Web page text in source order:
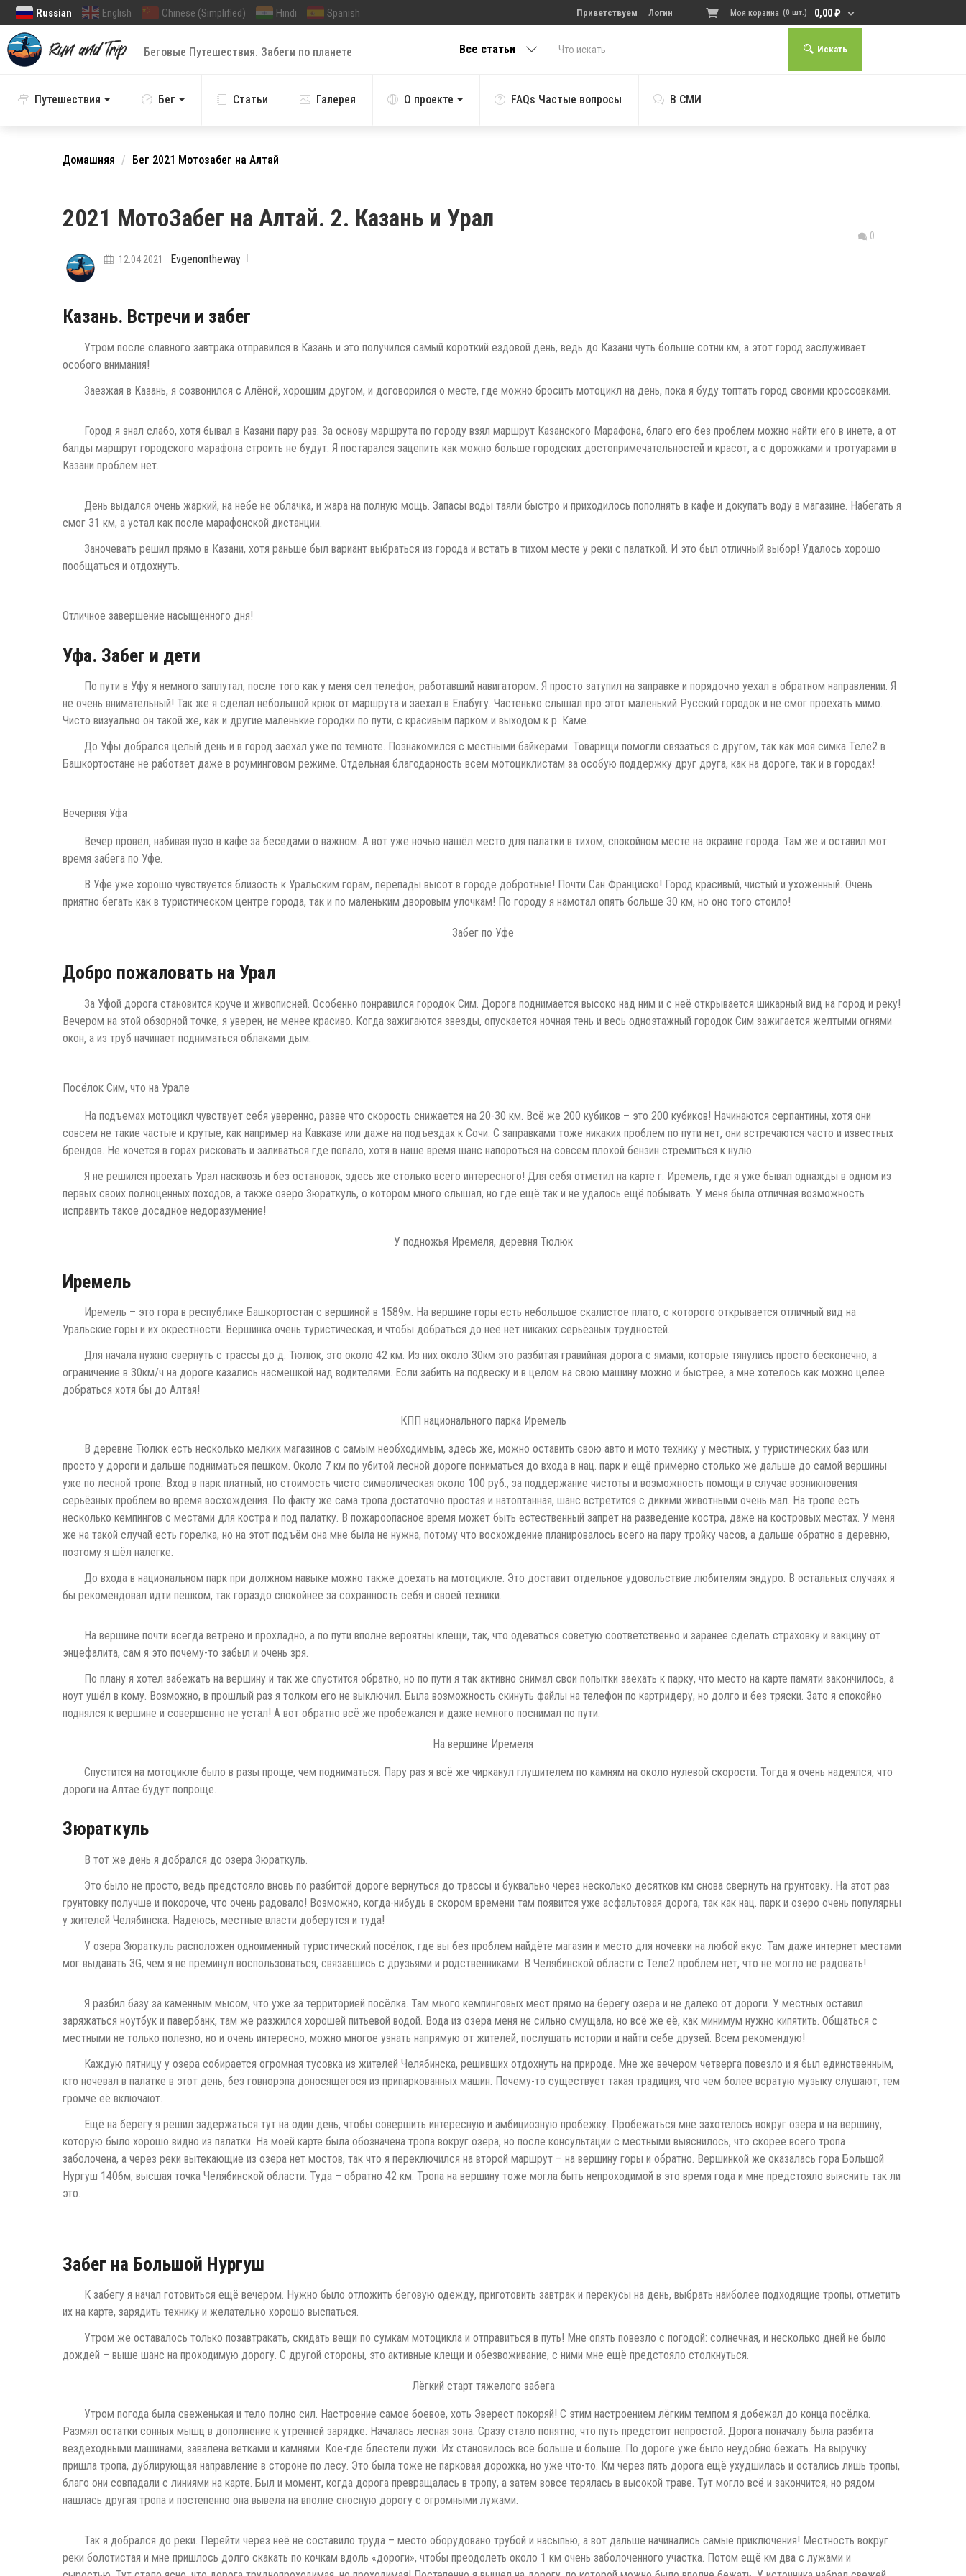
Russian English Chinese (Simplified) Hindi Spanish Приветствуем Логин Моя корзина (0 шт.) 0,00₽
Беговые Путешествия. Забеги по планете Все статьи Искать
Путешествия Бег Статьи Галерея О проекте FAQs Частые вопросы В СМИ
Домашняя Бег 2021 Мотозабег на Алтай
0
2021 МотоЗабег на Алтай. 2. Казань и Урал
Evgenontheway
12.04.2021
Казань. Встречи и забег
Утром после славного завтрака отправился в Казань и это получился самый короткий ездовой день, ведь до Казани чуть больше сотни км, а этот город заслуживает
особого внимания!
Заезжая в Казань, я созвонился с Алёной, хорошим другом, и договорился о месте, где можно бросить мотоцикл на день, пока я буду топтать город своими кроссовками.
Город я знал слабо, хотя бывал в Казани пару раз. За основу маршрута по городу взял маршрут Казанского Марафона, благо его без проблем можно найти его в инете, а от
балды маршрут городского марафона строить не будут. Я постарался зацепить как можно больше городских достопримечательностей и красот, а с дорожками и тротуарами в
Казани проблем нет.
День выдался очень жаркий, на небе не облачка, и жара на полную мощь. Запасы воды таяли быстро и приходилось пополнять в кафе и докупать воду в магазине. Набегать я
смог 31 км, а устал как после марафонской дистанции.
Заночевать решил прямо в Казани, хотя раньше был вариант выбраться из города и встать в тихом месте у реки с палаткой. И это был отличный выбор! Удалось хорошо
пообщаться и отдохнуть.
Отличное завершение насыщенного дня!
Уфа. Забег и дети
По пути в Уфу я немного заплутал, после того как у меня сел телефон, работавший навигатором. Я просто затупил на заправке и порядочно уехал в обратном направлении. Я
не очень внимательный! Так же я сделал небольшой крюк от маршрута и заехал в Елабугу. Частенько слышал про этот маленький Русский городок и не смог проехать мимо.
Чисто визуально он такой же, как и другие маленькие городки по пути, с красивым парком и выходом к р. Каме.
До Уфы добрался целый день и в город заехал уже по темноте. Познакомился с местными байкерами. Товарищи помогли связаться с другом, так как моя симка Теле2 в
Башкортостане не работает даже в роуминговом режиме. Отдельная благодарность всем мотоциклистам за особую поддержку друг друга, как на дороге, так и в городах!
Вечерняя Уфа
Вечер провёл, набивая пузо в кафе за беседами о важном. А вот уже ночью нашёл место для палатки в тихом, спокойном месте на окраине города. Там же и оставил мот
время забега по Уфе.
В Уфе уже хорошо чувствуется близость к Уральским горам, перепады высот в городе добротные! Почти Сан Франциско! Город красивый, чистый и ухоженный. Очень
приятно бегать как в туристическом центре города, так и по маленьким дворовым улочкам! По городу я намотал опять больше 30 км, но оно того стоило!
Забег по Уфе
Добро пожаловать на Урал
За Уфой дорога становится круче и живописней. Особенно понравился городок Сим. Дорога поднимается высоко над ним и с неё открывается шикарный вид на город и реку!
Вечером на этой обзорной точке, я уверен, не менее красиво. Когда зажигаются звезды, опускается ночная тень и весь одноэтажный городок Сим зажигается желтыми огнями
окон, а из труб начинает подниматься облаками дым.
Посёлок Сим, что на Урале
На подъемах мотоцикл чувствует себя уверенно, разве что скорость снижается на 20-30 км. Всё же 200 кубиков – это 200 кубиков! Начинаются серпантины, хотя они
совсем не такие частые и крутые, как например на Кавказе или даже на подъездах к Сочи. С заправками тоже никаких проблем по пути нет, они встречаются часто и известных
брендов. Не хочется в горах рисковать и заливаться где попало, хотя в наше время шанс напороться на совсем плохой бензин стремиться к нулю.
Я не решился проехать Урал насквозь и без остановок, здесь же столько всего интересного! Для себя отметил на карте г. Иремель, где я уже бывал однажды в одном из
первых своих полноценных походов, а также озеро Зюраткуль, о котором много слышал, но где ещё так и не удалось ещё побывать. У меня была отличная возможность
исправить такое досадное недоразумение!
У подножья Иремеля, деревня Тюлюк
Иремель
Иремель – это гора в республике Башкортостан с вершиной в 1589м. На вершине горы есть небольшое скалистое плато, с которого открывается отличный вид на
Уральские горы и их окрестности. Вершинка очень туристическая, и чтобы добраться до неё нет никаких серьёзных трудностей.
Для начала нужно свернуть с трассы до д. Тюлюк, это около 42 км. Из них около 30км это разбитая гравийная дорога с ямами, которые тянулись просто бесконечно, а
ограничение в 30км/ч на дороге казались насмешкой над водителями. Если забить на подвеску и в целом на свою машину можно и быстрее, а мне хотелось как можно целее
добраться хотя бы до Алтая!
КПП национального парка Иремель
В деревне Тюлюк есть несколько мелких магазинов с самым необходимым, здесь же, можно оставить свою авто и мото технику у местных, у туристических баз или
просто у дороги и дальше подниматься пешком. Около 7 км по убитой лесной дороге пониматься до входа в нац. парк и ещё примерно столько же дальше до самой вершины
уже по лесной тропе. Вход в парк платный, но стоимость чисто символическая около 100 руб., за поддержание чистоты и возможность помощи в случае возникновения
серьёзных проблем во время восхождения. По факту же сама тропа достаточно простая и натоптанная, шанс встретится с дикими животными очень мал. На тропе есть
несколько кемпингов с местами для костра и под палатку. В пожароопасное время может быть естественный запрет на разведение костра, даже на костровых местах. У меня
же на такой случай есть горелка, но на этот подъём она мне была не нужна, потому что восхождение планировалось всего на пару тройку часов, а дальше обратно в деревню,
поэтому я шёл налегке.
До входа в национальном парк при должном навыке можно также доехать на мотоцикле. Это доставит отдельное удовольствие любителям эндуро. В остальных случаях я
бы рекомендовал идти пешком, так гораздо спокойнее за сохранность себя и своей техники.
На вершине почти всегда ветрено и прохладно, а по пути вполне вероятны клещи, так, что одеваться советую соответственно и заранее сделать страховку и вакцину от
энцефалита, сам я это почему-то забыл и очень зря.
По плану я хотел забежать на вершину и так же спустится обратно, но по пути я так активно снимал свои попытки заехать к парку, что место на карте памяти закончилось, а
ноут ушёл в кому. Возможно, в прошлый раз я толком его не выключил. Была возможность скинуть файлы на телефон по картридеру, но долго и без тряски. Зато я спокойно
поднялся к вершине и совершенно не устал! А вот обратно всё же пробежался и даже немного поснимал по пути.
На вершине Иремеля
Спустится на мотоцикле было в разы проще, чем подниматься. Пару раз я всё же чирканул глушителем по камням на около нулевой скорости. Тогда я очень надеялся, что
дороги на Алтае будут попроще.
Зюраткуль
В тот же день я добрался до озера Зюраткуль.
Это было не просто, ведь предстояло вновь по разбитой дороге вернуться до трассы и буквально через несколько десятков км снова свернуть на грунтовку. На этот раз
грунтовку получше и покороче, что очень радовало! Возможно, когда-нибудь в скором времени там появится уже асфальтовая дорога, так как нац. парк и озеро очень популярны
у жителей Челябинска. Надеюсь, местные власти доберутся и туда!
У озера Зюраткуль расположен одноименный туристический посёлок, где вы без проблем найдёте магазин и место для ночевки на любой вкус. Там даже интернет местами
мог выдавать 3G, чем я не преминул воспользоваться, связавшись с друзьями и родственниками. В Челябинской области с Теле2 проблем нет, что не могло не радовать!
Я разбил базу за каменным мысом, что уже за территорией посёлка. Там много кемпинговых мест прямо на берегу озера и не далеко от дороги. У местных оставил
заряжаться ноутбук и павербанк, там же разжился хорошей питьевой водой. Вода из озера меня не сильно смущала, но всё же её, как минимум нужно кипятить. Общаться с
местными не только полезно, но и очень интересно, можно многое узнать напрямую от жителей, послушать истории и найти себе друзей. Всем рекомендую!
Каждую пятницу у озера собирается огромная тусовка из жителей Челябинска, решивших отдохнуть на природе. Мне же вечером четверга повезло и я был единственным,
кто ночевал в палатке в этот день, без говнорэпа доносящегося из припаркованных машин. Почему-то существует такая традиция, что чем более всратую музыку слушают, тем
громче её включают.
Ещё на берегу я решил задержаться тут на один день, чтобы совершить интересную и амбициозную пробежку. Пробежаться мне захотелось вокруг озера и на вершину,
которую было хорошо видно из палатки. На моей карте была обозначена тропа вокруг озера, но после консультации с местными выяснилось, что скорее всего тропа
заболочена, а через реки вытекающие из озера нет мостов, так что я переключился на второй маршрут – на вершину горы и обратно. Вершинкой же оказалась гора Большой
Нургуш 1406м, высшая точка Челябинской области. Туда – обратно 42 км. Тропа на вершину тоже могла быть непроходимой в это время года и мне предстояло выяснить так ли
это.
Забег на Большой Нургуш
К забегу я начал готовиться ещё вечером. Нужно было отложить беговую одежду, приготовить завтрак и перекусы на день, выбрать наиболее подходящие тропы, отметить
их на карте, зарядить технику и желательно хорошо выспаться.
Утром же оставалось только позавтракать, скидать вещи по сумкам мотоцикла и отправиться в путь! Мне опять повезло с погодой: солнечная, и несколько дней не было
дождей – выше шанс на проходимую дорогу. С другой стороны, это активные клещи и обезвоживание, с ними мне ещё предстояло столкнуться.
Лёгкий старт тяжелого забега
Утром погода была свеженькая и тело полно сил. Настроение самое боевое, хоть Эверест покоряй! С этим настроением лёгким темпом я добежал до конца посёлка.
Размял остатки сонных мышц в дополнение к утренней зарядке. Началась лесная зона. Сразу стало понятно, что путь предстоит непростой. Дорога поначалу была разбита
вездеходными машинами, завалена ветками и камнями. Кое-где блестели лужи. Их становилось всё больше и больше. По дороге уже было неудобно бежать. На выручку
пришла тропа, дублирующая направление в стороне по лесу. Это была тоже не парковая дорожка, но уже что-то. Км через пять дорога ещё ухудшилась и остались лишь тропы,
благо они совпадали с линиями на карте. Был и момент, когда дорога превращалась в тропу, а затем вовсе терялась в высокой траве. Тут могло всё и закончится, но рядом
нашлась другая тропа и постепенно она вывела на вполне сносную дорогу с огромными лужами.
Так я добрался до реки. Перейти через неё не составило труда – место оборудовано трубой и насыпью, а вот дальше начинались самые приключения! Местность вокруг
реки болотистая и мне пришлось долго скакать по кочкам вдоль «дороги», чтобы преодолеть около 1 км очень заболоченного участка. Потом ещё км два с лужами и